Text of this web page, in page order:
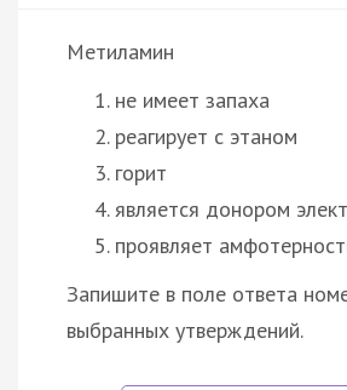
Метиламин
не имеет запаха
реагирует с этаном
горит
является донором
проявляет
Запишите в поле ответа
выбранных утверждений.